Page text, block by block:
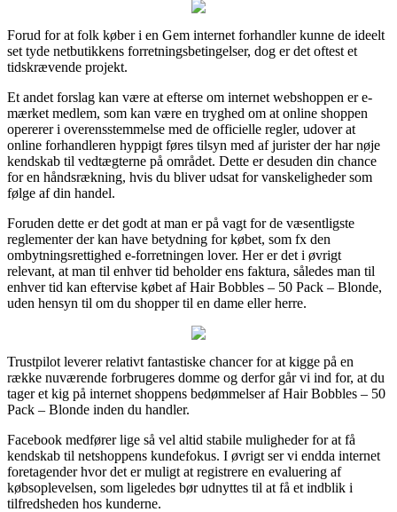
Forud for at folk køber i en Gem internet forhandler kunne de ideelt
set tyde netbutikkens forretningsbetingelser, dog er det oftest et
tidskrævende projekt.
Et andet forslag kan være at efterse om internet webshoppen er e-
mærket medlem, som kan være en tryghed om at online shoppen
opererer i overensstemmelse med de officielle regler, udover at
online forhandleren hyppigt føres tilsyn med af jurister der har nøje
kendskab til vedtægterne på området. Dette er desuden din chance
for en håndsrækning, hvis du bliver udsat for vanskeligheder som
følge af din handel.
Foruden dette er det godt at man er på vagt for de væsentligste
reglementer der kan have betydning for købet, som fx den
ombytningsrettighed e-forretningen lover. Her er det i øvrigt
relevant, at man til enhver tid beholder ens faktura, således man til
enhver tid kan eftervise købet af Hair Bobbles – 50 Pack – Blonde,
uden hensyn til om du shopper til en dame eller herre.
Trustpilot leverer relativt fantastiske chancer for at kigge på en
række nuværende forbrugeres domme og derfor går vi ind for, at du
tager et kig på internet shoppens bedømmelser af Hair Bobbles – 50
Pack – Blonde inden du handler.
Facebook medfører lige så vel altid stabile muligheder for at få
kendskab til netshoppens kundefokus. I øvrigt ser vi endda internet
foretagender hvor det er muligt at registrere en evaluering af
købsoplevelsen, som ligeledes bør udnyttes til at få et indblik i
tilfredsheden hos kunderne.